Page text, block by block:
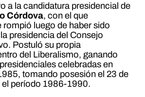
a la candidatura presidencial de
Córdova, con el que
rompió luego de haber sido
presidencia del Consejo
Postuló su propia
del Liberalismo, ganando
celebradas en
tomando posesión el 23 de
el período 1986-1990.